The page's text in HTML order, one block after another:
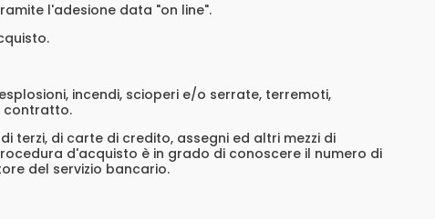
l'adesione data "on line".
incendi, scioperi e/o serrate, terremoti,
contratto.
terzi, di carte di credito, assegni ed altri mezzi di
d'acquisto è in grado di conoscere il numero di
del servizio bancario.